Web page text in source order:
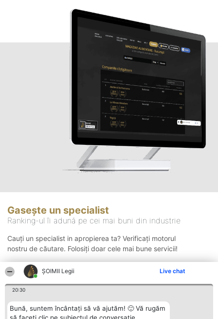
ȘOIMII Legii Live chat
20:30
Bună, suntem încântați să vă ajutăm! 🙂 Vă rugăm
Gasește un specialist
Ranking-ul îi adună pe cei mai buni din industrie
Cauți un specialist in apropierea ta? Verificați motorul
nostru de căutare. Folosiți doar cele mai bune servicii!